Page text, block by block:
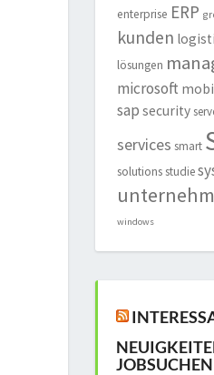
enterprise ERP
kunden
lösungen
microsoft
sap security
services smart
solutions studie
windows